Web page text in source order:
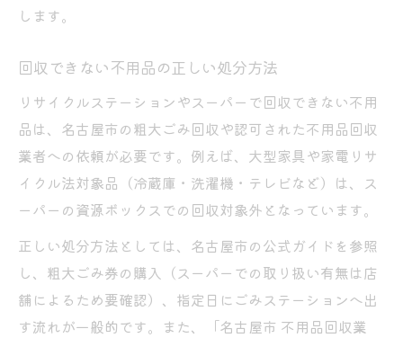
します。
回収できない不用品の正しい処分方法
リサイクルステーションやスーパーで回収できない不用
品は、名古屋市の粗大ごみ回収や認可された不用品回収
業者への依頼が必要です。例えば、大型家具や家電リサ
イクル法対象品（冷蔵庫・洗濯機・テレビなど）は、ス
ーパーの資源ボックスでの回収対象外となっています。
正しい処分方法としては、名古屋市の公式ガイドを参照
し、粗大ごみ券の購入（スーパーでの取り扱い有無は店
舗によるため要確認）、指定日にごみステーションへ出
す流れが一般的です。また、「名古屋市 不用品回収業